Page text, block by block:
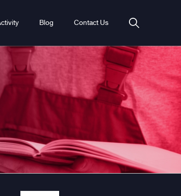
Blog Contact Us